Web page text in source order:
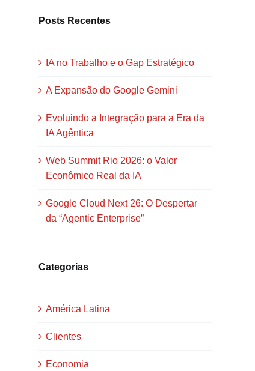
Posts Recentes
IA no Trabalho e o Gap Estratégico
A Expansão do Google Gemini
Evoluindo a Integração para a Era da
IA Agêntica
Web Summit Rio 2026: o Valor
Econômico Real da IA
Google Cloud Next 26: O Despertar
da “Agentic Enterprise”
Categorias
América Latina
Clientes
Economia